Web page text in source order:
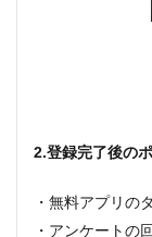
2.登録完了後の
・無料アプリの
・アンケートの